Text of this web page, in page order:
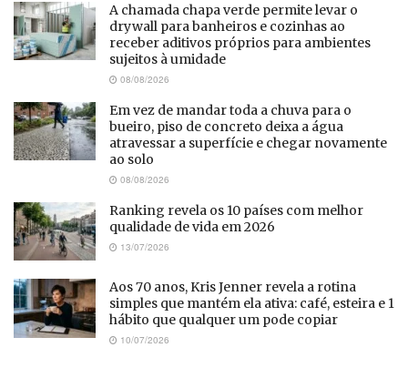
A chamada chapa verde permite levar o
drywall para banheiros e cozinhas ao
receber aditivos próprios para ambientes
sujeitos à umidade
08/08/2026
Em vez de mandar toda a chuva para o
bueiro, piso de concreto deixa a água
atravessar a superfície e chegar novamente
ao solo
08/08/2026
Ranking revela os 10 países com melhor
qualidade de vida em 2026
13/07/2026
Aos 70 anos, Kris Jenner revela a rotina
simples que mantém ela ativa: café, esteira e 1
hábito que qualquer um pode copiar
10/07/2026